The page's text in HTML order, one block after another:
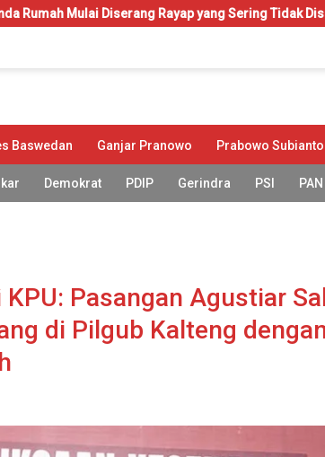
Rayap yang Sering Tidak Disadari KIP-
Baswedan Ganjar Pranowo Prabowo Subianto
Demokrat PDIP Gerindra PSI PAN
Pasangan Agustiar
di Pilgub Kalteng